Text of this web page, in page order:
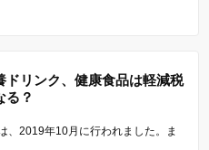
ドリンク、健康食品は軽減税
る？
、2019年10月に行われました。ま